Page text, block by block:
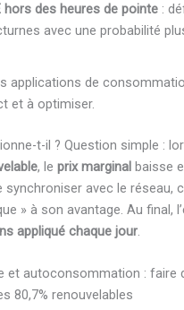
hors des heures de pointe:
avec une probabilité
applications de
et à optimiser.
t-il ? Question simple :
, le prix marginal baisse
synchroniser avec le réseau,
» à son avantage. Au final,
appliqué chaque jour.
et autoconsommation : faire
80,7% renouvelables